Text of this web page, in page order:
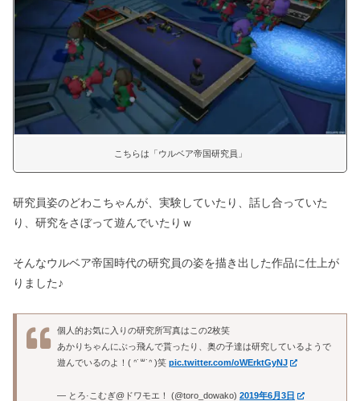
こちらは「ウルベア帝国研究員」
研究員姿のどわこちゃんが、実験していたり、話し合っていた
り、研究をさぼって遊んでいたりｗ
そんなウルベア帝国時代の研究員の姿を描き出した作品に仕上が
りました♪
個人的お気に入りの研究所写真はこの2枚笑
あかりちゃんにぶっ飛んで貰ったり、奥の子達は研究しているようで
遊んでいるのよ！( ᐢ˙꒳​˙ᐢ )笑 pic.twitter.com/oWErktGyNJ
— とろ·こむぎ@ドワモエ！ (@toro_dowako) 2019年6月3日